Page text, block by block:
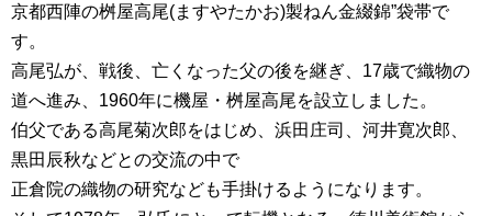
京都西陣の桝屋高尾(ますやたかお)製ねん金綴錦”袋帯で
す。
高尾弘が、戦後、亡くなった父の後を継ぎ、17歳で織物の
道へ進み、1960年に機屋・桝屋高尾を設立しました。
伯父である高尾菊次郎をはじめ、浜田庄司、河井寛次郎、
黒田辰秋などとの交流の中で
正倉院の織物の研究なども手掛けるようになります。